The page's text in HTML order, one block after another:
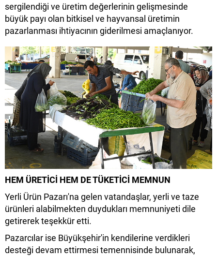
sergilendiği ve üretim değerlerinin gelişmesinde
büyük payı olan bitkisel ve hayvansal üretimin
pazarlanması ihtiyacının giderilmesi amaçlanıyor.
HEM ÜRETİCİ HEM DE TÜKETİCİ MEMNUN
Yerli Ürün Pazarı'na gelen vatandaşlar, yerli ve taze
ürünleri alabilmekten duydukları memnuniyeti dile
getirerek teşekkür etti.
Pazarcılar ise Büyükşehir'in kendilerine verdikleri
desteği devam ettirmesi temennisinde bulunarak,